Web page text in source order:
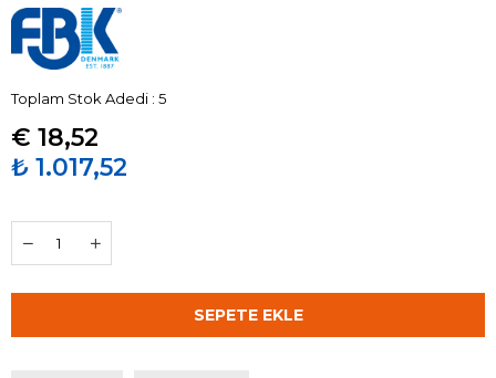
Toplam Stok Adedi : 5
€ 18,52
₺ 1.017,52